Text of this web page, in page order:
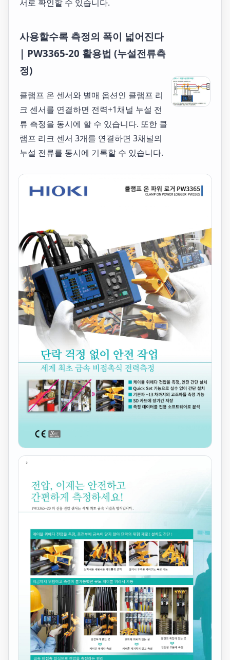
서로 확인할 수 있습니다.
사용할수록 측정의 폭이 넓어진다
| PW3365-20 활용법 (누설전류측
정)
클램프 온 센서와 별매 옵션인 클램프 리
크 센서를 연결하면 전력+1채널 누설 전
류 측정을 동시에 할 수 있습니다. 또한 클
램프 리크 센서 3개를 연결하면 3채널의
누설 전류를 동시에 기록할 수 있습니다.